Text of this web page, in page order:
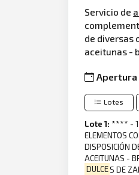
Servicio de
de diversas
aceitunas -
Lotes
Lote 1: **** - 1
ELEMENTOS
DISPOSICIÓN
ACEITUNAS -
DULCES DE